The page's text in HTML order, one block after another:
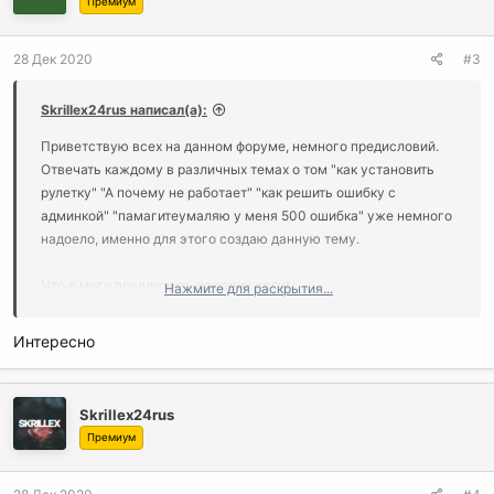
28 Дек 2020 #3
Skrillex24rus написал(а):
Приветствую всех на данном форуме, немного предисловий.
Отвечать каждому в различных темах о том "как установить
рулетку" "А почему не работает" "как решить ошибку с
админкой" "памагитеумаляю у меня 500 ошибка" уже немного
надоело, именно для этого создаю данную тему.
Что я могу предложить из своих услуг:
работу скрипта
Установка скриптов с дальнейшей инструкцией
Помощь с решением Ваших проблем возникших во
время работы со скриптом либо установкой и
Нажмите для раскрытия...
Интересно
Skrillex24rus
Премиум